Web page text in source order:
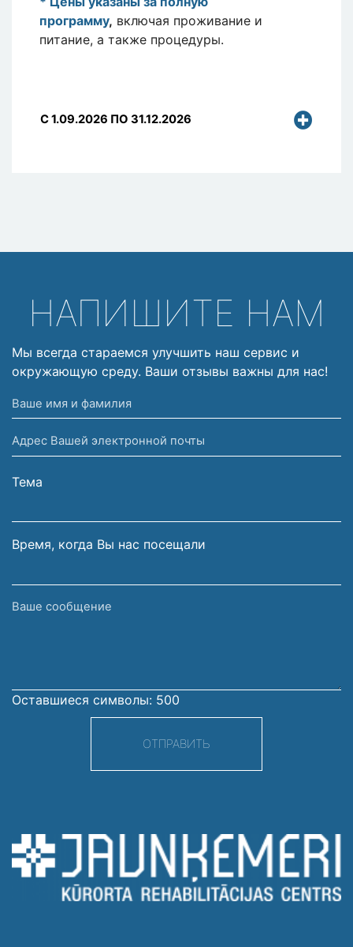
программу, включая проживание и
питание, а также процедуры.
C 1.09.2026 ПО 31.12.2026
НАПИШИТЕ НАМ
Мы всегда стараемся улучшить наш сервис и
окружающую среду. Ваши отзывы важны для нас!
Ваше
имя
и
фамилия
Адрес
Вашей
электронной
Тема
Время, когда Вы нас посещали
Ваше
Оставшиеся символы: 500
ОТПРАВИТЬ